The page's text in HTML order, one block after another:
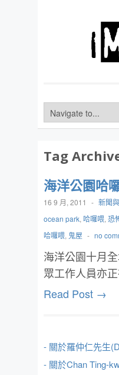
Tag
海洋公園哈
16 9 月, 2011 - 新聞
ocean park, 哈囉喂, 恐
哈囉喂, 鬼屋 - no
海洋公園十月
眾工作人員亦
Read Post →
- 關於羅仲仁先生
- 關於Chan Ting-